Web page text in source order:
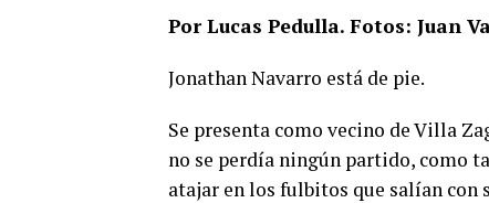
Por Lucas Pedulla. Fotos: Juan
Jonathan Navarro está de pie.
Se presenta como vecino de Villa
no se perdía ningún partido, como
atajar en los fulbitos que salían con